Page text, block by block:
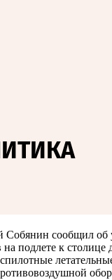
сообщил об
на подлете к